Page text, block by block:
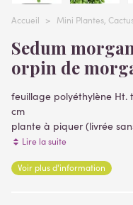
Accueil > Mini Plantes,
Sedum morganianum artificiel ou
orpin de
feuillage polyéthylène Ht.
cm
plante à piquer (livrée
plantes artificielles
Lire la suite
Voir plus d'information